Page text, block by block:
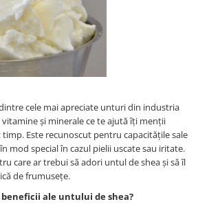
cele mai apreciate unturi din industria
și minerale ce te ajută îți menții
Este recunoscut pentru capacitățile sale
mod special în cazul pielii uscate sau iritate.
care ar trebui să adori untul de shea și să îl
de frumusețe.
ale untului de shea?